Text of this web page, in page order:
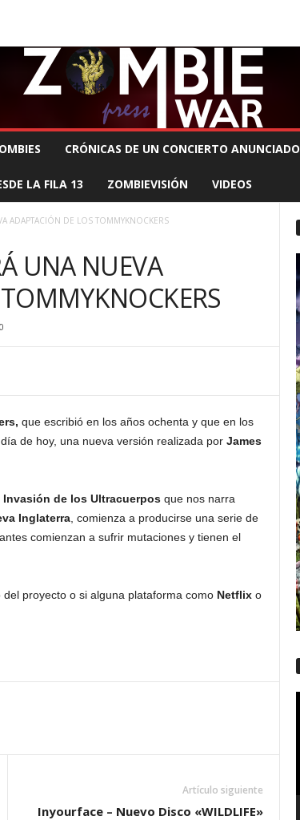
CRÓNICAS DE UN CONCIERTO ANUNCIADO
LA FILA 13 ZOMBIEVISIÓN VIDEOS
ADAPTACIÓN DE LOS TOMMYKNOCKERS
UNA NUEVA
0
que escribió en los años ochenta y que en los
de hoy, una nueva versión realizada por James
Invasión de los Ultracuerposque nos narra
Inglaterra, comienza a producirse una serie de
comienzan a sufrir mutaciones y tienen el
proyecto o si alguna plataforma como Netflixo
Artículo siguiente
Inyourface – Nuevo Disco «WILDLIFE»